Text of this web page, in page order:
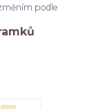
podle